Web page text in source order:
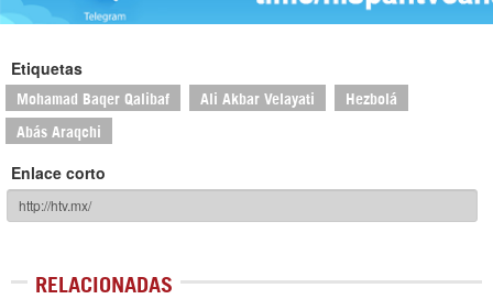
Etiquetas
Mohamad Baqer Qalibaf Ali Akbar Velayati Hezbolá
Abás Araqchi
Enlace corto
RELACIONADAS